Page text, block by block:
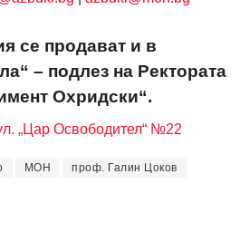
се продават и в
– подлез на Ректората
Охридски“.
„Цар Освободител“ №22
МОН проф. Галин Цоков